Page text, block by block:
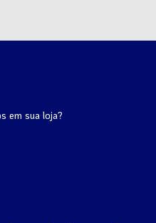
em sua loja?